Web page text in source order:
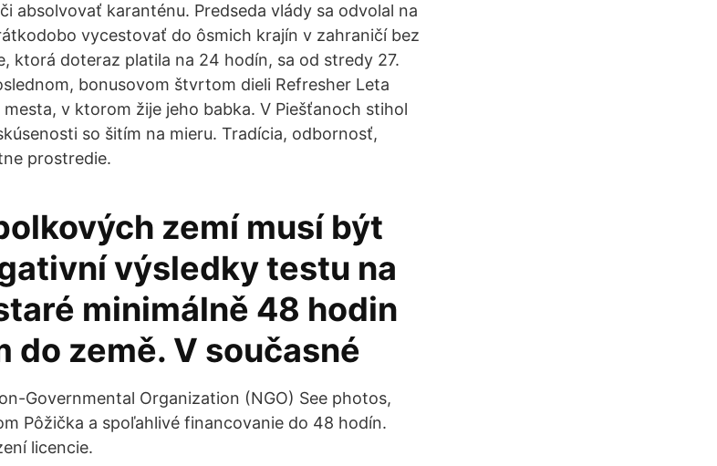
absolvovať karanténu. Predseda vlády sa odvolal na
vycestovať do ôsmich krajín v zahraničí bez
ktorá doteraz platila na 24 hodín, sa od stredy 27.
bonusovom štvrtom dieli Refresher Leta
v ktorom žije jeho babka. V Piešťanoch stihol
so šitím na mieru. Tradícia, odbornosť,
prostredie.
zemí musí být
výsledky testu na
minimálně 48 hodin
do země. V současné
Governmental Organization (NGO) See photos,
Pôžička a spoľahlivé financovanie do 48 hodín.
licencie.